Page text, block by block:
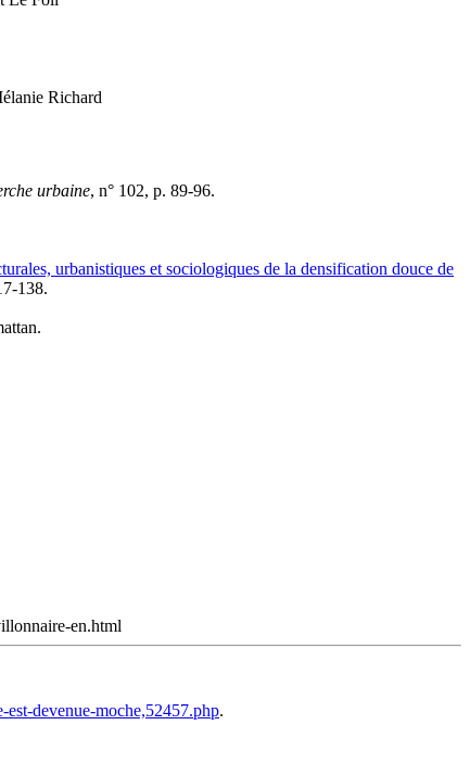
Richard
urbaine, n° 102, p. 89‑96.
urbanistiques et sociologiques de la densification douce de
en.html
devenue-moche,52457.php.